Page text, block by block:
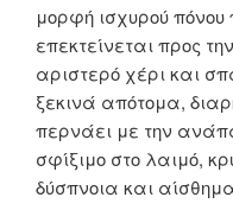
μορφή ισχυρού
επεκτείνεται προς
αριστερό χέρι και
ξεκινά απότομα,
περνάει με την
σφίξιμο στο λαιμό,
δύσπνοια και